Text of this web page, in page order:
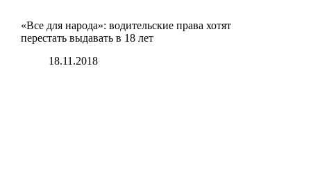
«Все для народа»: водительские права хотят
перестать выдавать в 18 лет
18.11.2018